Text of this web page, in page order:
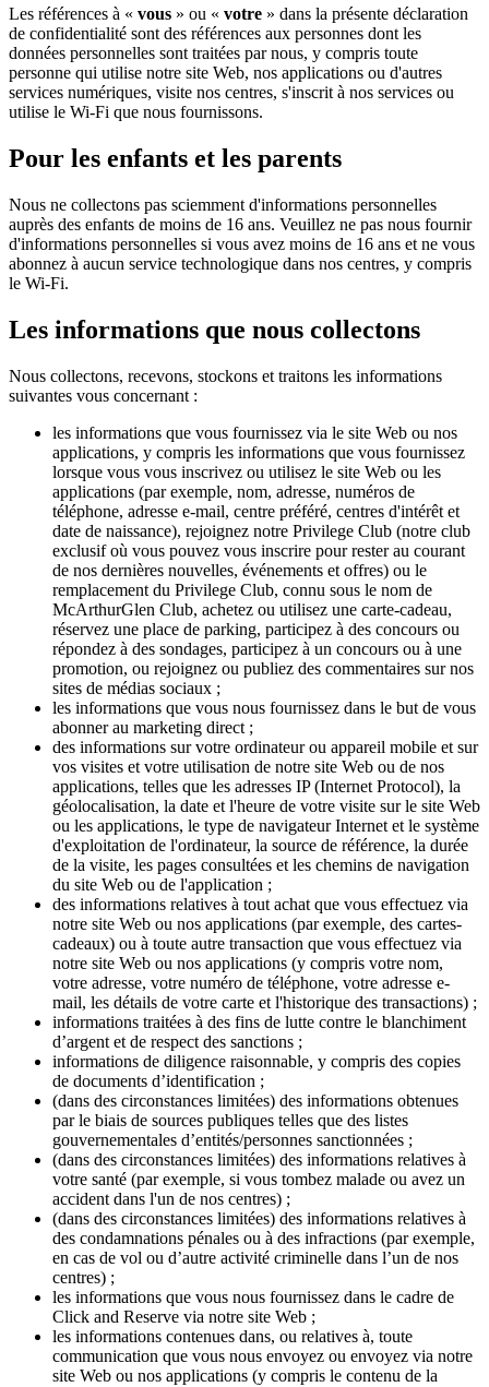
Les références à « vous » ou « votre » dans la présente déclaration
de confidentialité sont des références aux personnes dont les
données personnelles sont traitées par nous, y compris toute
personne qui utilise notre site Web, nos applications ou d'autres
services numériques, visite nos centres, s'inscrit à nos services ou
utilise le Wi-Fi que nous fournissons.
Pour les enfants et les parents
Nous ne collectons pas sciemment d'informations personnelles
auprès des enfants de moins de 16 ans. Veuillez ne pas nous fournir
d'informations personnelles si vous avez moins de 16 ans et ne vous
abonnez à aucun service technologique dans nos centres, y compris
le Wi-Fi.
Les informations que nous collectons
Nous collectons, recevons, stockons et traitons les informations
suivantes vous concernant :
les informations que vous fournissez via le site Web ou nos
applications, y compris les informations que vous fournissez
lorsque vous vous inscrivez ou utilisez le site Web ou les
applications (par exemple, nom, adresse, numéros de
téléphone, adresse e-mail, centre préféré, centres d'intérêt et
date de naissance), rejoignez notre Privilege Club (notre club
exclusif où vous pouvez vous inscrire pour rester au courant
de nos dernières nouvelles, événements et offres) ou le
remplacement du Privilege Club, connu sous le nom de
McArthurGlen Club, achetez ou utilisez une carte-cadeau,
réservez une place de parking, participez à des concours ou
répondez à des sondages, participez à un concours ou à une
promotion, ou rejoignez ou publiez des commentaires sur nos
sites de médias sociaux ;
les informations que vous nous fournissez dans le but de vous
abonner au marketing direct ;
des informations sur votre ordinateur ou appareil mobile et sur
vos visites et votre utilisation de notre site Web ou de nos
applications, telles que les adresses IP (Internet Protocol), la
géolocalisation, la date et l'heure de votre visite sur le site Web
ou les applications, le type de navigateur Internet et le système
d'exploitation de l'ordinateur, la source de référence, la durée
de la visite, les pages consultées et les chemins de navigation
du site Web ou de l'application ;
des informations relatives à tout achat que vous effectuez via
notre site Web ou nos applications (par exemple, des cartes-
cadeaux) ou à toute autre transaction que vous effectuez via
notre site Web ou nos applications (y compris votre nom,
votre adresse, votre numéro de téléphone, votre adresse e-
mail, les détails de votre carte et l'historique des transactions) ;
informations traitées à des fins de lutte contre le blanchiment
d’argent et de respect des sanctions ;
informations de diligence raisonnable, y compris des copies
de documents d’identification ;
(dans des circonstances limitées) des informations obtenues
par le biais de sources publiques telles que des listes
gouvernementales d’entités/personnes sanctionnées ;
(dans des circonstances limitées) des informations relatives à
votre santé (par exemple, si vous tombez malade ou avez un
accident dans l'un de nos centres) ;
(dans des circonstances limitées) des informations relatives à
des condamnations pénales ou à des infractions (par exemple,
en cas de vol ou d’autre activité criminelle dans l’un de nos
centres) ;
les informations que vous nous fournissez dans le cadre de
Click and Reserve via notre site Web ;
les informations contenues dans, ou relatives à, toute
communication que vous nous envoyez ou envoyez via notre
site Web ou nos applications (y compris le contenu de la